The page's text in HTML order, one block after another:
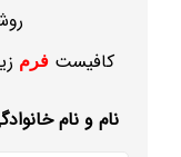
کافیست فرم
نام و نام